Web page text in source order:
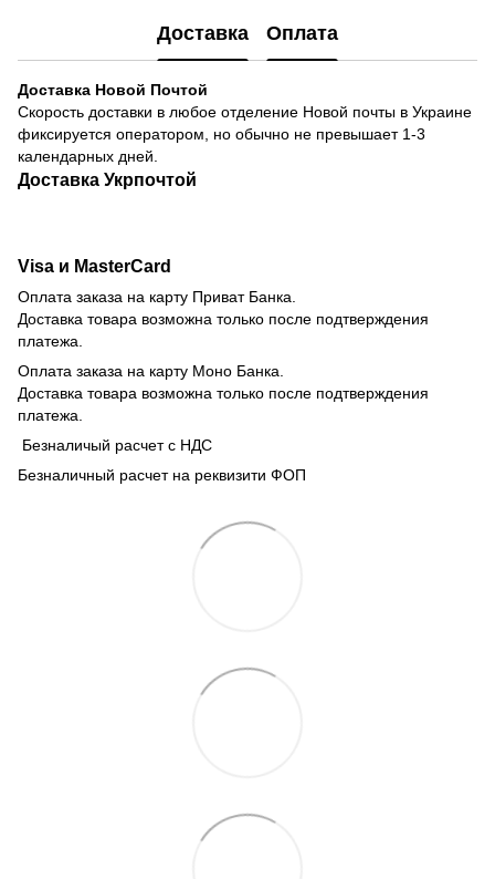
Доставка Оплата
Доставка Новой Почтой
Скорость доставки в любое отделение Новой почты в Украине
фиксируется оператором, но обычно не превышает 1-3
календарных дней.
Доставка Укрпочтой
Visa и MasterCard
Оплата заказа на карту Приват Банка.
Доставка товара возможна только после подтверждения
платежа.
Оплата заказа на карту Моно Банка.
Доставка товара возможна только после подтверждения
платежа.
Безналичый расчет с НДС
Безналичный расчет на реквизити ФОП